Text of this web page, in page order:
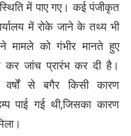
में पाए गए। कई पंजीकृत
में रोके जाने के तथ्य भी
मामले को गंभीर मानते हुए
जांच प्रारंभ कर दी है।
वर्षों से बगैर किसी कारण
पाई गई थी,जिसका कारण